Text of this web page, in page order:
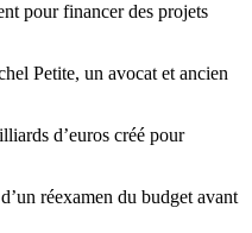
pour financer des projets
Petite, un avocat et ancien
d’euros créé pour
réexamen du budget avant